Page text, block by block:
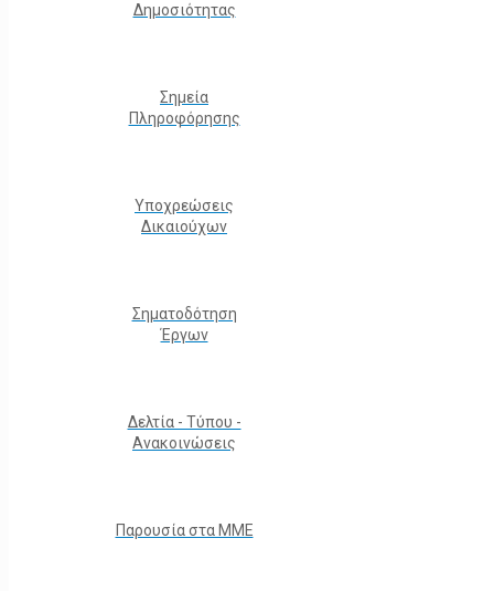
Δημοσιότητας
Σημεία
Πληροφόρησης
Υποχρεώσεις
Δικαιούχων
Σηματοδότηση
Έργων
Δελτία - Τύπου -
Ανακοινώσεις
Παρουσία στα ΜΜΕ